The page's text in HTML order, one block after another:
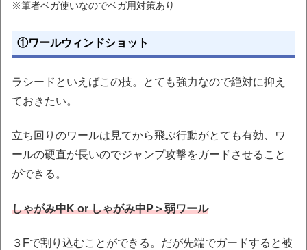
※筆者ベガ使いなのでベガ用対策あり
①ワールウィンドショット
ラシードといえばこの技。とても強力なので絶対に抑え
ておきたい。
立ち回りのワールは見てから飛ぶ行動がとても有効、ワ
ールの硬直が長いのでジャンプ攻撃をガードさせること
ができる。
しゃがみ中K or しゃがみ中P＞弱ワール
３Fで割り込むことができる。だが先端でガードすると被